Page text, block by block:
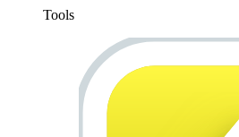
Tools